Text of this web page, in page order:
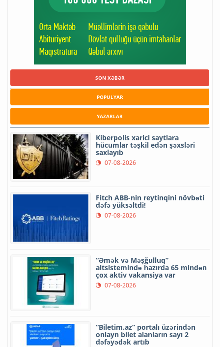
SON XƏBƏR
POPULYAR
YAZARLAR
Kiberpolis xarici saytlara
hücumlar təşkil edən şəxsləri
saxlayıb
07-08-2026
Fitch ABB-nin reytinqini növbəti
dəfə yüksəltdi!
07-08-2026
“Əmək və Məşğulluq”
altsistemində hazırda 65 mindən
çox aktiv vakansiya var
07-08-2026
“Biletim.az” portalı üzərindən
onlayn bilet alanların sayı 2
dəfəyədək artıb